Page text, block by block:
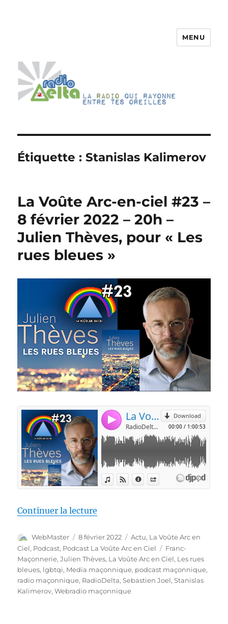
MENU
Étiquette :Stanislas Kalimerov
La Voûte Arc-en-ciel #23 –
8 février 2022 – 20h –
Julien Thèves, pour « Les
rues bleues »
Continuer la lecture
Auteur
WebMaster
Publié
le
8 février 2022 Catégories
Actu, La Voûte Arc en
Ciel, Podcast, Podcast La Voûte Arc en Ciel Étiquettes
Franc-
Maçonnerie,Julien Thèves, La Voûte Arc en Ciel, Les rues
bleues, lgbtqi, Media maçonnique, podcast maçonnique,
radio maçonnique, RadioDelta,Sebastien Joel,Stanislas
Kalimerov,Webradio maçonnique